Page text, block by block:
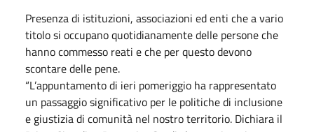
Presenza di istituzioni, associazioni ed enti che a vario
titolo si occupano quotidianamente delle persone che
hanno commesso reati e che per questo devono
scontare delle pene.
“L’appuntamento di ieri pomeriggio ha rappresentato
un passaggio significativo per le politiche di inclusione
e giustizia di comunità nel nostro territorio. Dichiara il